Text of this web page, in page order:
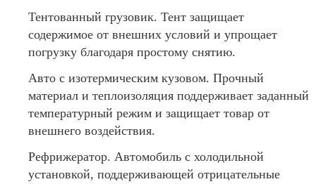
Тентованный грузовик. Тент защищает
содержимое от внешних условий и упрощает
погрузку благодаря простому снятию.
Авто с изотермическим кузовом. Прочный
материал и теплоизоляция поддерживает заданный
температурный режим и защищает товар от
внешнего воздействия.
Рефрижератор. Автомобиль с холодильной
установкой, поддерживающей отрицательные